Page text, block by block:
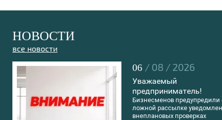
НОВОСТИ
все новости
06 / 08 / 2026
Уважаемый
предприниматель!
Бизнесменов предупредили
ложной рассылке
внеплановых проверках